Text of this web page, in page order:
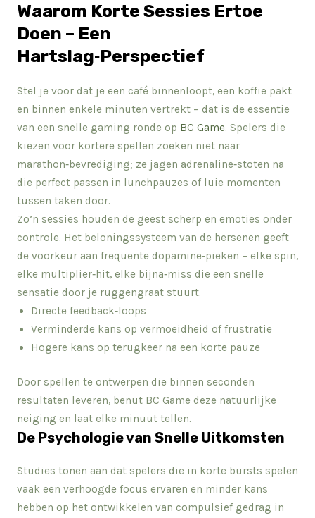
Waarom Korte Sessies Ertoe
Doen – Een
Hartslag‑Perspectief
Stel je voor dat je een café binnenloopt, een koffie pakt
en binnen enkele minuten vertrekt – dat is de essentie
van een snelle gaming ronde op BC Game. Spelers die
kiezen voor kortere spellen zoeken niet naar
marathon‑bevrediging; ze jagen adrenaline‑stoten na
die perfect passen in lunchpauzes of luie momenten
tussen taken door.
Zo’n sessies houden de geest scherp en emoties onder
controle. Het beloningssysteem van de hersenen geeft
de voorkeur aan frequente dopamine‑pieken – elke spin,
elke multiplier‑hit, elke bijna‑miss die een snelle
sensatie door je ruggengraat stuurt.
Directe feedback‑loops
Verminderde kans op vermoeidheid of frustratie
Hogere kans op terugkeer na een korte pauze
Door spellen te ontwerpen die binnen seconden
resultaten leveren, benut BC Game deze natuurlijke
neiging en laat elke minuut tellen.
De Psychologie van Snelle Uitkomsten
Studies tonen aan dat spelers die in korte bursts spelen
vaak een verhoogde focus ervaren en minder kans
hebben op het ontwikkelen van compulsief gedrag in